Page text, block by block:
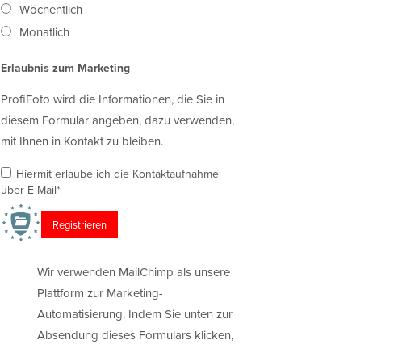
Wöchentlich
Monatlich
Erlaubnis zum Marketing
ProfiFoto wird die Informationen, die Sie in
diesem Formular angeben, dazu verwenden,
mit Ihnen in Kontakt zu bleiben.
Hiermit erlaube ich die Kontaktaufnahme
über E-Mail*
Wir verwenden MailChimp als unsere
Plattform zur Marketing-
Automatisierung. Indem Sie unten zur
Absendung dieses Formulars klicken,